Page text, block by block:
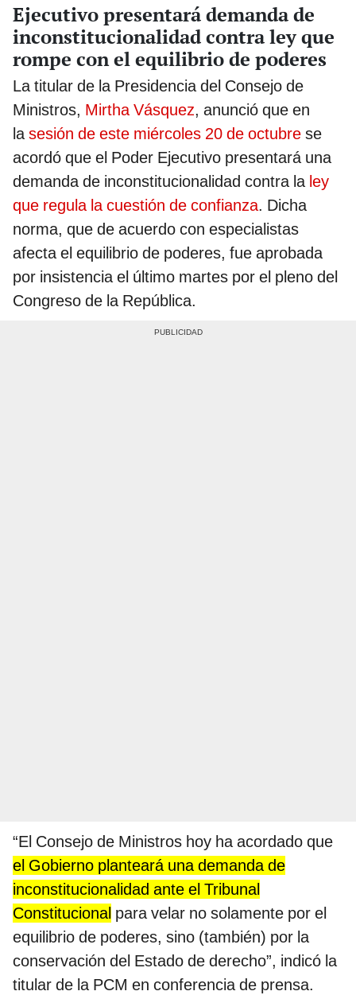
Ejecutivo presentará demanda de
inconstitucionalidad contra ley que
rompe con el equilibrio de poderes
La titular de la Presidencia del Consejo de
Ministros, Mirtha Vásquez, anunció que en
lasesión de este miércoles 20 de octubre se
acordó que el Poder Ejecutivo presentará una
demanda de inconstitucionalidad contra la ley
que regula la cuestión de confianza. Dicha
norma, que de acuerdo con especialistas
afecta el equilibrio de poderes, fue aprobada
por insistencia el último martes por el pleno del
Congreso de la República.
“El Consejo de Ministros hoy ha acordado que
el Gobierno planteará una demanda de
inconstitucionalidad ante el Tribunal
Constitucional para velar no solamente por el
equilibrio de poderes, sino (también) por la
conservación del Estado de derecho”, indicó la
titular de la PCM en conferencia de prensa.